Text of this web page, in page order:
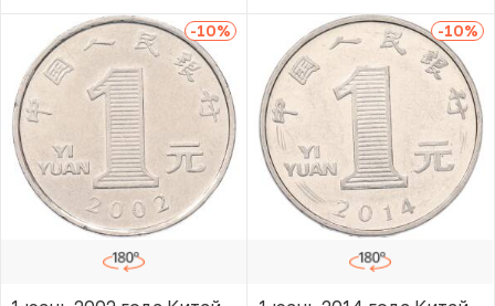
-10% -10%